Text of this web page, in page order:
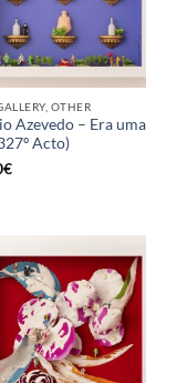
OTHER
Azevedo – Era uma
Acto)
€